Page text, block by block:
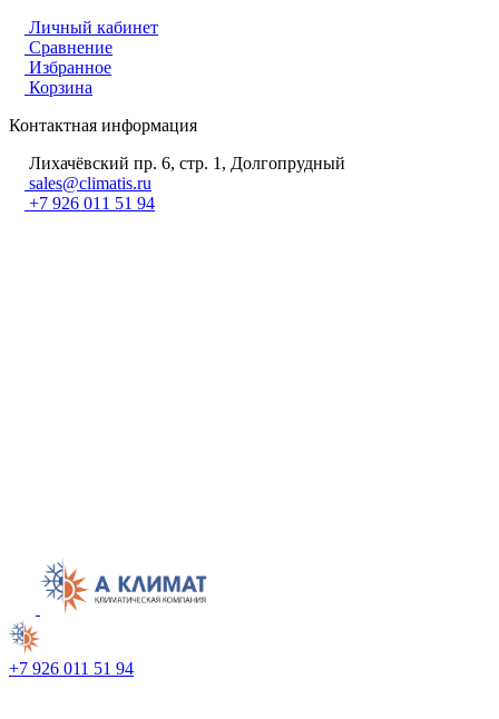
Личный кабинет
Сравнение
Избранное
Корзина
Контактная информация
Лихачёвский пр. 6, стр. 1, Долгопрудный
sales@climatis.ru
+7 926 011 51 94
+7 926 011 51 94